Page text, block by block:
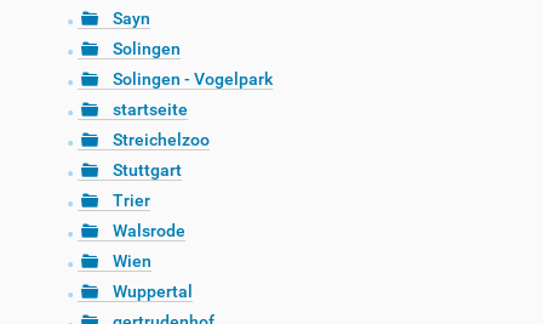
Sayn
Solingen
Solingen - Vogelpark
startseite
Streichelzoo
Stuttgart
Trier
Walsrode
Wien
Wuppertal